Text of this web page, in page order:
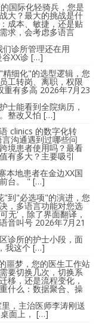
国际化轻骑兵，您是
大？最大的挑战是什
成本、敏捷，还是贴
求，会考虑多语言
诊所管理还在用
谷XX诊 […]
细化"的选型逻辑，您
工转岗、离职，权限
重有多高 2026年7月23
士能看到全院病历，
整改又怕 […]
clinics 的数字化转
沟通遇到过哪些问
境患者使用吗？最看
有多大？主要吸引
本地患者在金边XX国
台。 " […]
到"必选项"的演进，您
，多语言功能对您选
无'，除了界面翻译，
音叫号 2026年7月21
诊所的护士小段，面
我这个 […]
噩梦，您的医生工作站
要切换几次，切换系
移，还是流程变化，
什么：数据聚合、操
，主治医师李涛刚送
面上， […]